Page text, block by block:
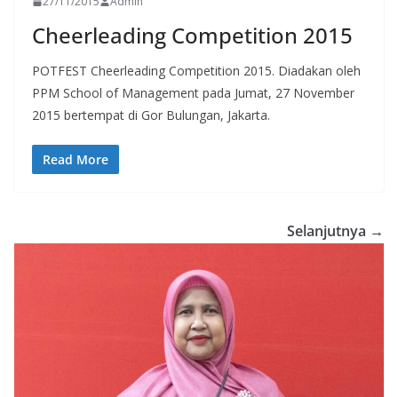
Cheerleading Competition 2015
POTFEST Cheerleading Competition 2015. Diadakan oleh
PPM School of Management pada Jumat, 27 November
2015 bertempat di Gor Bulungan, Jakarta.
Read More
Selanjutnya →